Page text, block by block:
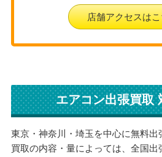
店舗アクセスは
エアコン出張買取
東京・神奈川・埼玉を中心に無料出
買取の内容・量によっては、全国出